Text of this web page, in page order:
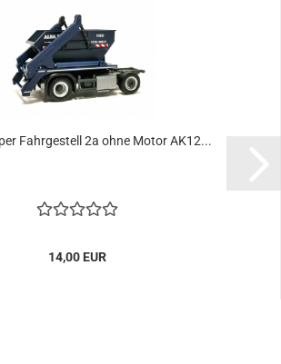
Fahrgestell 2a ohne Motor AK12...
14,00 EUR